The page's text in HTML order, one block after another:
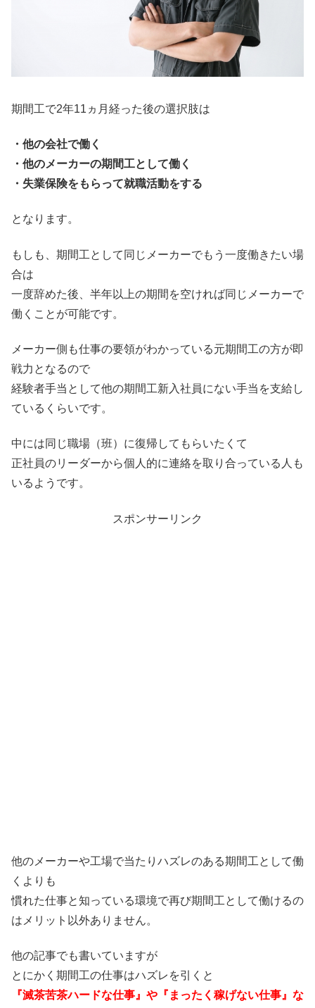
期間工で2年11ヵ月経った後の選択肢は
・他の会社で働く
・他のメーカーの期間工として働く
・失業保険をもらって就職活動をする
となります。
もしも、期間工として同じメーカーでもう一度働きたい場
合は
一度辞めた後、半年以上の期間を空ければ同じメーカーで
働くことが可能です。
メーカー側も仕事の要領がわかっている元期間工の方が即
戦力となるので
経験者手当として他の期間工新入社員にない手当を支給し
ているくらいです。
中には同じ職場（班）に復帰してもらいたくて
正社員のリーダーから個人的に連絡を取り合っている人も
いるようです。
スポンサーリンク
他のメーカーや工場で当たりハズレのある期間工として働
くよりも
慣れた仕事と知っている環境で再び期間工として働けるの
はメリット以外ありません。
他の記事でも書いていますが
とにかく期間工の仕事はハズレを引くと
『滅茶苦茶ハードな仕事』や『まったく稼げない仕事』な